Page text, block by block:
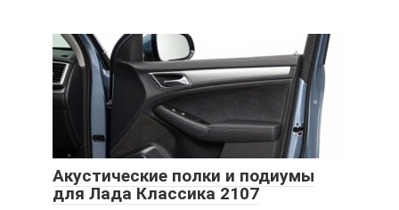
Акустические полки и подиумы
для Лада Классика 2107